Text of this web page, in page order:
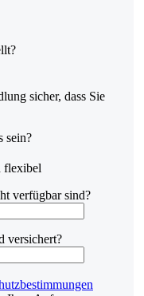
sicher, dass Sie
sein?
flexibel
verfügbar sind?
versichert?